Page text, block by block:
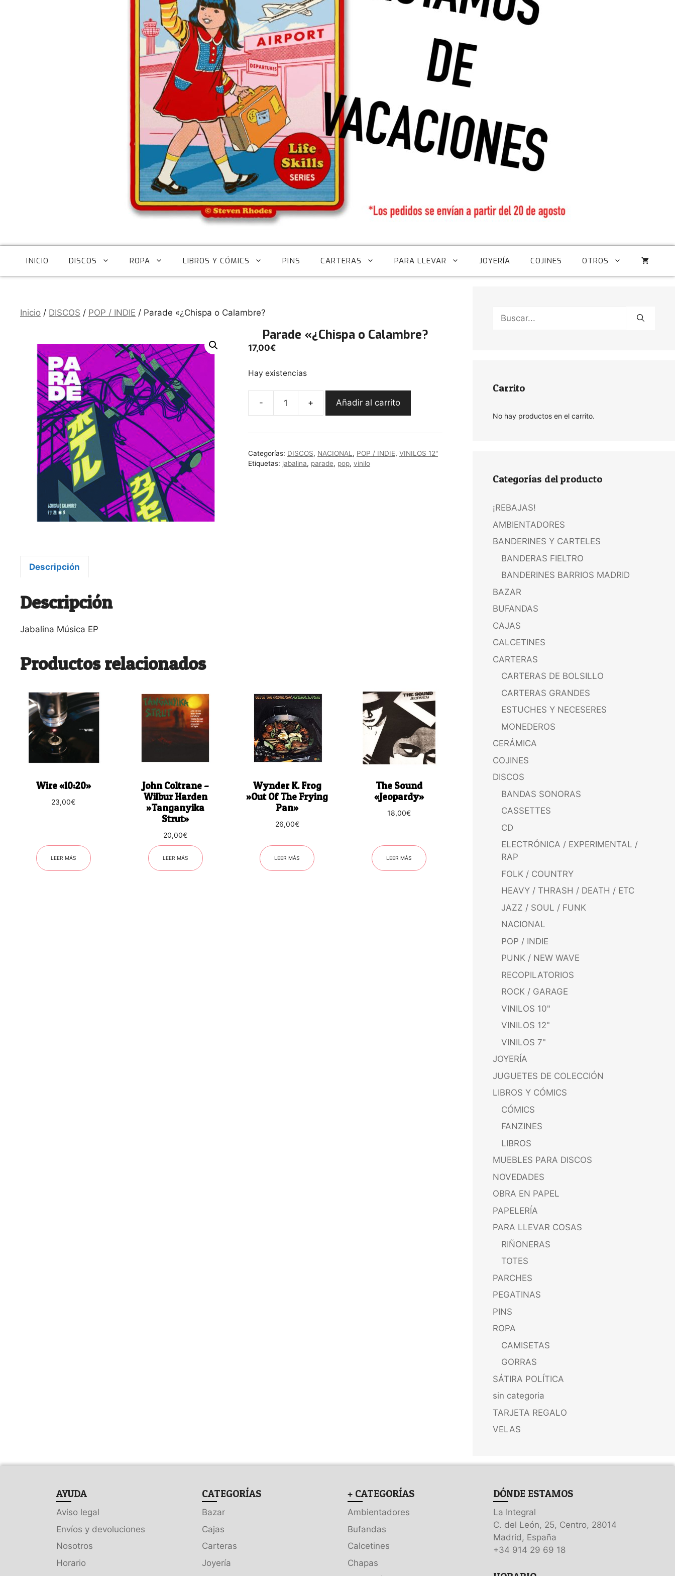
INICIO DISCOS ROPA LIBROS Y CÓMICS PINS CARTERAS PARA LLEVAR JOYERÍA COJINES OTROS
Inicio / DISCOS / POP / INDIE / Parade «¿Chispa o Calambre?
Parade «¿Chispa o Calambre?
17,00€
Hay existencias
-
o
cantidad
+ Añadir al carrito
Categorías: DISCOS, NACIONAL , POP / INDIE,VINILOS 12"
Etiquetas: jabalina, parade, pop,vinilo
Descripción
Descripción
Jabalina Música EP
Productos relacionados
Wire «10:20»
23,00€
LEER MÁS
John Coltrane –
Wilbur Harden
‎»Tanganyika
Strut»
20,00€
LEER MÁS
Wynder K. Frog
‎»Out Of The Frying
Pan»
26,00€
LEER MÁS
The Sound
«Jeopardy»
18,00€
LEER MÁS
Buscar:
Carrito
No hay productos en el carrito.
Categorías del producto
¡REBAJAS!
AMBIENTADORES
BANDERINES Y CARTELES
BANDERAS FIELTRO
BANDERINES BARRIOS MADRID
BAZAR
BUFANDAS
CAJAS
CALCETINES
CARTERAS
CARTERAS DE BOLSILLO
CARTERAS GRANDES
ESTUCHES Y NECESERES
MONEDEROS
CERÁMICA
COJINES
DISCOS
BANDAS SONORAS
CASSETTES
CD
ELECTRÓNICA / EXPERIMENTAL /
RAP
FOLK / COUNTRY
HEAVY / THRASH / DEATH / ETC
JAZZ / SOUL / FUNK
NACIONAL
POP / INDIE
PUNK / NEW WAVE
RECOPILATORIOS
ROCK / GARAGE
VINILOS 10"
VINILOS 12"
VINILOS 7"
JOYERÍA
JUGUETES DE COLECCIÓN
LIBROS Y CÓMICS
CÓMICS
FANZINES
LIBROS
MUEBLES PARA DISCOS
NOVEDADES
OBRA EN PAPEL
PAPELERÍA
PARA LLEVAR COSAS
RIÑONERAS
TOTES
PARCHES
PEGATINAS
PINS
ROPA
CAMISETAS
GORRAS
SÁTIRA POLÍTICA
sin categoria
TARJETA REGALO
VELAS
AYUDA
Aviso legal
Envíos y devoluciones
Nosotros
Horario
CATEGORÍAS
Bazar
Cajas
Carteras
Joyería
+ CATEGORÍAS
Ambientadores
Bufandas
Calcetines
Chapas
DÓNDE ESTAMOS
La Integral
C. del León, 25, Centro, 28014
Madrid, España
+34 914 29 69 18